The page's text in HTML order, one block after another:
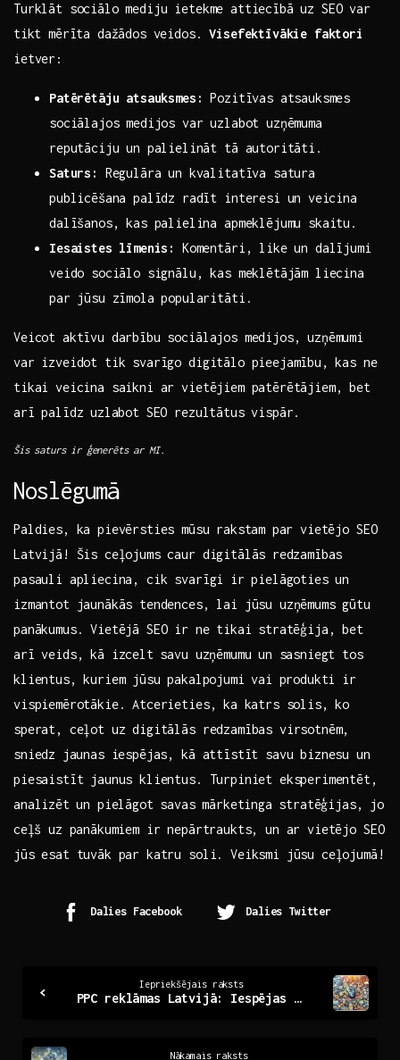
Turklāt sociālo mediju ietekme attiecībā uz SEO var
⁤tikt mērīta dažādos veidos.Visefektīvākie faktori
ietver:
Patērētāju atsauksmes: Pozitīvas atsauksmes
sociālajos ‌medijos ‍var uzlabot uzņēmuma
reputāciju un palielināt tā autoritāti.
Saturs:
Regulāra un kvalitatīva satura
publicēšana palīdz radīt interesi un ⁣veicina
dalīšanos, kas palielina apmeklējumu skaitu.
Iesaistes līmenis:
Komentāri, like‌ un‍ dalījumi
veido sociālo‍ signālu,‍ kas meklētājām liecina
par jūsu zīmola popularitāti.
Veicot aktīvu darbību sociālajos medijos, uzņēmumi
var izveidot tik svarīgo digitālo pieejamību,⁢ kas ​ne
tikai veicina‌ saikni ar vietējiem patērētājiem, bet
arī palīdz⁢ uzlabot SEO rezultātus vispār.
Šis saturs​ ir ģenerēts ar‍ MI.
Noslēgumā
Paldies, ka pievērsties mūsu ⁤rakstam ⁢par vietējo SEO
Latvijā! Šis ceļojums ‌caur​ digitālās⁢ redzamības
pasauli apliecina,‌ cik svarīgi ir⁢ pielāgoties‍ un
izmantot jaunākās tendences, lai jūsu uzņēmums gūtu
panākumus. Vietējā SEO ir ne ⁢tikai stratēģija, bet
arī veids, kā izcelt⁤ savu uzņēmumu un ⁤sasniegt tos
klientus, kuriem jūsu ⁢pakalpojumi⁤ vai produkti ir
vispiemērotākie. Atcerieties, ⁤ka katrs solis, ko
sperat, ceļot uz digitālās redzamības virsotnēm,
sniedz⁢ jaunas iespējas, kā attīstīt savu biznesu un
piesaistīt jaunus klientus. Turpiniet eksperimentēt,
analizēt⁤ un pielāgot ⁤savas mārketinga⁣ stratēģijas, jo
⁣ceļš uz panākumiem ir nepārtraukts, un ar vietējo SEO
jūs esat tuvāk par katru soli. Veiksmi jūsu ceļojumā!
Dalies Facebook Dalies Twitter
Reading
Iepriekšējais raksts
PPC reklāmas Latvijā: Iespējas un izaicinājumi digitālajā laukā
Nākamais raksts